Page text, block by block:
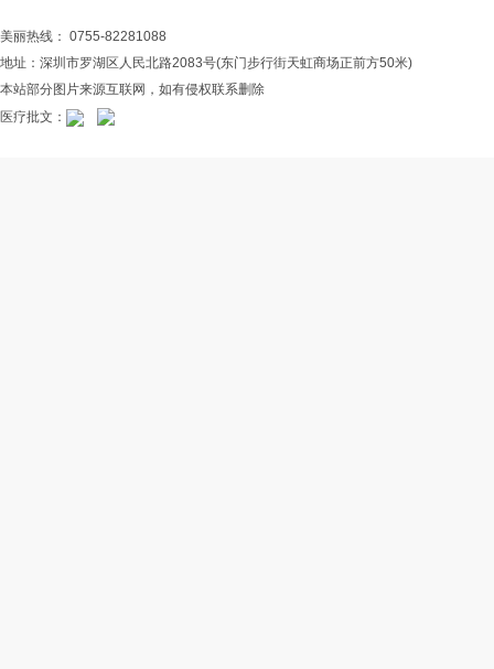
美丽热线： 0755-82281088
地址：深圳市罗湖区人民北路2083号(东门步行街天虹商场正前方50米)
本站部分图片来源互联网，如有侵权联系删除
医疗批文：